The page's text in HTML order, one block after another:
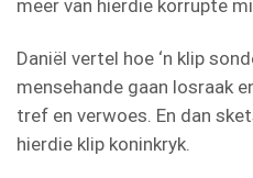
meer van hierdie korrupte
Daniël vertel hoe ‘n klip
mensehande gaan losraak
tref en verwoes. En dan
hierdie klip koninkryk.